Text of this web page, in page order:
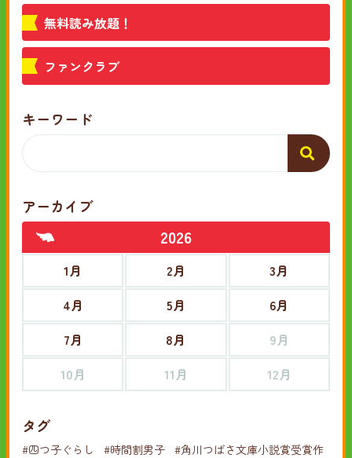
無料読み放題！
ファンクラブ
キーワード
アーカイブ
2026
1月 2月
3月
4月
5月
6月
7月
8月
9月
10月
11月 12月
タグ
#四つ子ぐらし #時間割男子 #角川つばさ文庫小説賞受賞作